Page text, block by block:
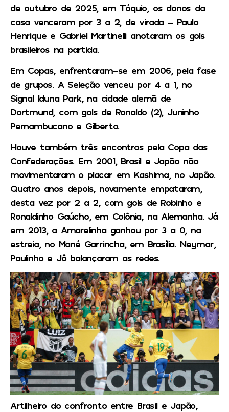
de outubro de 2025, em Tóquio, os donos da
casa venceram por 3 a 2, de virada – Paulo
Henrique e Gabriel Martinelli anotaram os gols
brasileiros na partida.
Em Copas, enfrentaram-se em 2006, pela fase
de grupos. A Seleção venceu por 4 a 1, no
Signal Iduna Park, na cidade alemã de
Dortmund, com gols de Ronaldo (2), Juninho
Pernambucano e Gilberto.
Houve também três encontros pela Copa das
Confederações. Em 2001, Brasil e Japão não
movimentaram o placar em Kashima, no Japão.
Quatro anos depois, novamente empataram,
desta vez por 2 a 2, com gols de Robinho e
Ronaldinho Gaúcho, em Colônia, na Alemanha. Já
em 2013, a Amarelinha ganhou por 3 a 0, na
estreia, no Mané Garrincha, em Brasília. Neymar,
Paulinho e Jô balançaram as redes.
Artilheiro do confronto entre Brasil e Japão,